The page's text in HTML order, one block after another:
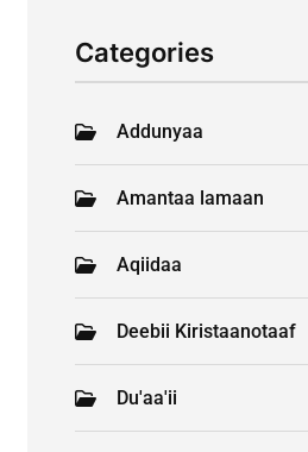
Categories
Addunyaa
Amantaa lamaan
Aqiidaa
Deebii Kiristaanotaaf
Du'aa'ii